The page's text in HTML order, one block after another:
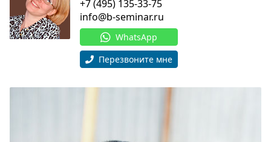
+7 (495) 135-33-75
info@b-seminar.ru
WhatsApp
Перезвоните мне